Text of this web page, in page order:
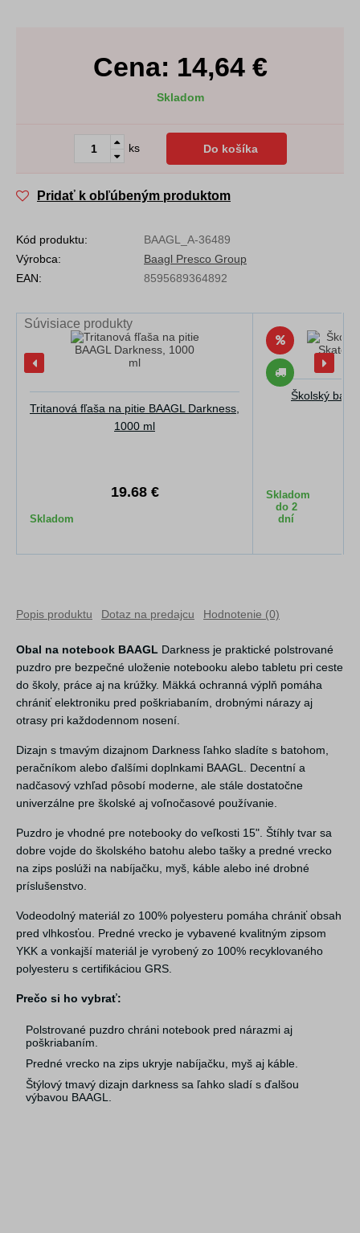
Cena: 14,64€
Skladom
ks Do košíka
Pridať k obľúbeným produktom
Kód produktu:
BAAGL_A-36489
Výrobca:
Baagl Presco Group
EAN:
8595689364892
Súvisiace produkty
Tritanová fľaša na pitie BAAGL Darkness,
1000 ml
19.68 €
Skladom
Školský
Skladom
do 2
dní
Popis produktu Dotaz na predajcu Hodnotenie (0)
Obal na notebook BAAGL Darkness je praktické polstrované
puzdro pre bezpečné uloženie notebooku alebo tabletu pri ceste
do školy, práce aj na krúžky. Mäkká ochranná výplň pomáha
chrániť elektroniku pred poškriabaním, drobnými nárazy aj
otrasy pri každodennom nosení.
Dizajn s tmavým dizajnom Darkness ľahko sladíte s batohom,
peračníkom alebo ďalšími doplnkami BAAGL. Decentní a
nadčasový vzhľad pôsobí moderne, ale stále dostatočne
univerzálne pre školské aj voľnočasové používanie.
Puzdro je vhodné pre notebooky do veľkosti 15". Štíhly tvar sa
dobre vojde do školského batohu alebo tašky a predné vrecko
na zips poslúži na nabíjačku, myš, káble alebo iné drobné
príslušenstvo.
Vodeodolný materiál zo 100% polyesteru pomáha chrániť obsah
pred vlhkosťou. Predné vrecko je vybavené kvalitným zipsom
YKK a vonkajší materiál je vyrobený zo 100% recyklovaného
polyesteru s certifikáciou GRS.
Prečo si ho vybrať:
Polstrované puzdro chráni notebook pred nárazmi aj
poškriabaním.
Predné vrecko na zips ukryje nabíjačku, myš aj káble.
Štýlový tmavý dizajn darkness sa ľahko sladí s ďalšou
výbavou BAAGL.